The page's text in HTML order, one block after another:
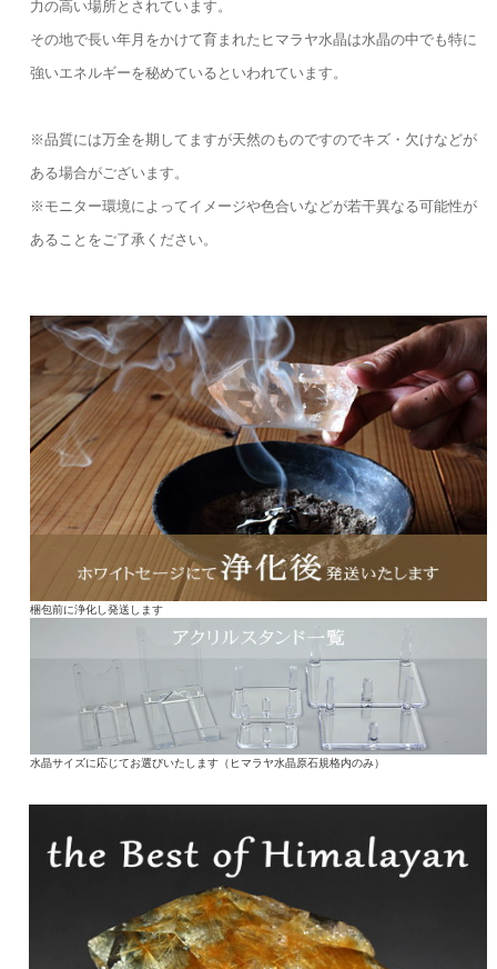
力の高い場所とされています。
その地で長い年月をかけて育まれたヒマラヤ水晶は水晶の中でも特に
強いエネルギーを秘めているといわれています。
※品質には万全を期してますが天然のものですのでキズ・欠けなどが
ある場合がございます。
※モニター環境によってイメージや色合いなどが若干異なる可能性が
あることをご了承ください。
梱包前に浄化し発送します
水晶サイズに応じてお選びいたします（ヒマラヤ水晶原石規格内のみ）